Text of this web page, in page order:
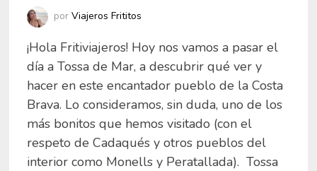
por Viajeros Frititos
¡Hola Fritiviajeros! Hoy nos vamos a pasar el
día a Tossa de Mar, a descubrir qué ver y
hacer en este encantador pueblo de la Costa
Brava. Lo consideramos, sin duda, uno de los
más bonitos que hemos visitado (con el
respeto de Cadaqués y otros pueblos del
interior como Monells y Peratallada). Tossa